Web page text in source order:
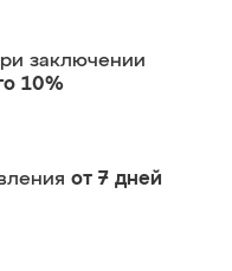
заключении
10%
от 7 дней